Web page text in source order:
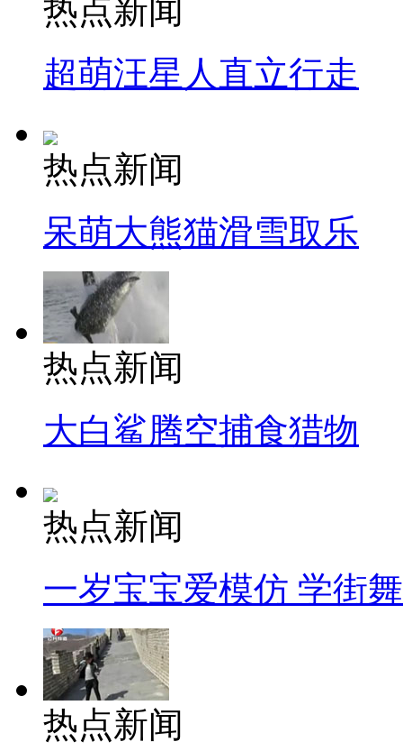
热点新闻
超萌汪星人直立行走
热点新闻
呆萌大熊猫滑雪取乐
热点新闻
大白鲨腾空捕食猎物
热点新闻
一岁宝宝爱模仿 学街
热点新闻